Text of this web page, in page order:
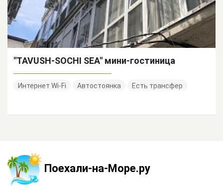
"TAVUSH-SOCHI SEA" мини-гостиница
Интернет Wi-Fi Автостоянка Есть трансфер
Поехали-на-Море.ру